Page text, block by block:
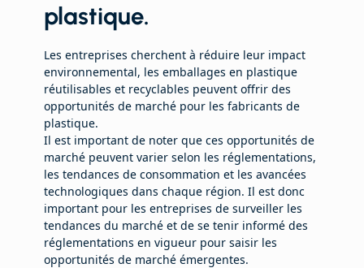
plastique.
Les entreprises cherchent à réduire leur impact
environnemental, les emballages en plastique
réutilisables et recyclables peuvent offrir des
opportunités de marché pour les fabricants de
plastique.
Il est important de noter que ces opportunités de
marché peuvent varier selon les réglementations,
les tendances de consommation et les avancées
technologiques dans chaque région. Il est donc
important pour les entreprises de surveiller les
tendances du marché et de se tenir informé des
réglementations en vigueur pour saisir les
opportunités de marché émergentes.